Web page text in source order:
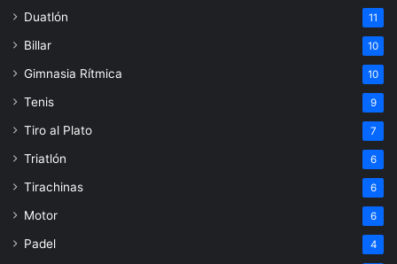
Duatlón 11
Billar 10
Gimnasia Rítmica 10
Tenis 9
Tiro al Plato 7
Triatlón 6
Tirachinas 6
Motor 6
Padel 4